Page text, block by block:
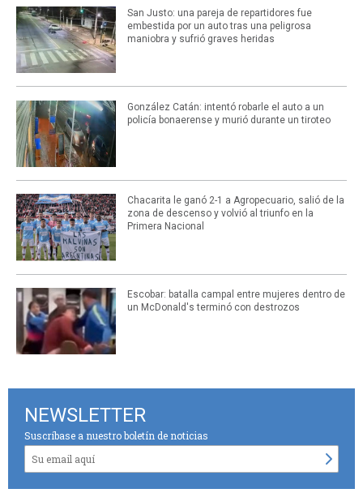
San Justo: una pareja de repartidores fue
embestida por un auto tras una peligrosa
maniobra y sufrió graves heridas
González Catán: intentó robarle el auto a un
policía bonaerense y murió durante un tiroteo
Chacarita le ganó 2-1 a Agropecuario, salió de la
zona de descenso y volvió al triunfo en la
Primera Nacional
Escobar: batalla campal entre mujeres dentro de
un McDonald's terminó con destrozos
NEWSLETTER
Suscríbase a nuestro boletín de noticias